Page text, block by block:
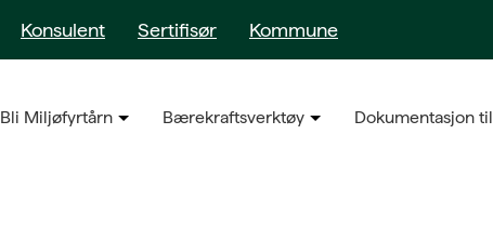
Konsulent Sertifisør Kommune
Bli Miljøfyrtårn Bærekraftsverktøy Dokumentasjon